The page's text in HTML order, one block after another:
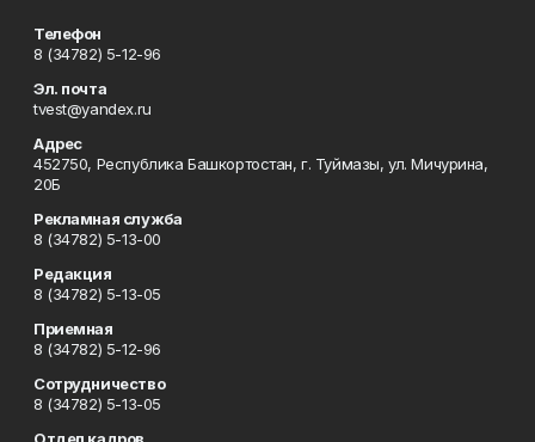
Телефон
8 (34782) 5-12-96
Эл. почта
tvest@yandex.ru
Адрес
452750, Республика Башкортостан, г. Туймазы, ул. Мичурина,
20Б
Рекламная служба
8 (34782) 5-13-00
Редакция
8 (34782) 5-13-05
Приемная
8 (34782) 5-12-96
Сотрудничество
8 (34782) 5-13-05